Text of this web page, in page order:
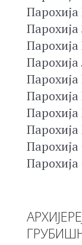
Парохија